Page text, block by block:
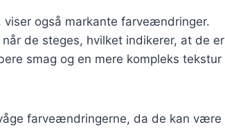
også markante farveændringer.
de steges, hvilket indikerer, at de er
smag og en mere kompleks tekstur
farveændringerne, da de kan være